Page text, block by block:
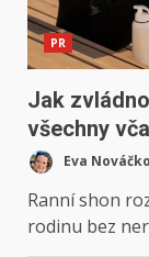
PR
Jak
všechny
Eva
Ranní shon
rodinu bez